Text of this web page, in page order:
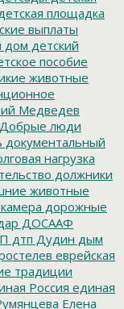
площадка
выплаты
дом детский
пособие
животные
Медведев
Добрые люди
документальный
нагрузка
должники
животные
дорожные
ДОСААФ
дтп Дудин дым
еврейская
традиции
Россия единая
Елена